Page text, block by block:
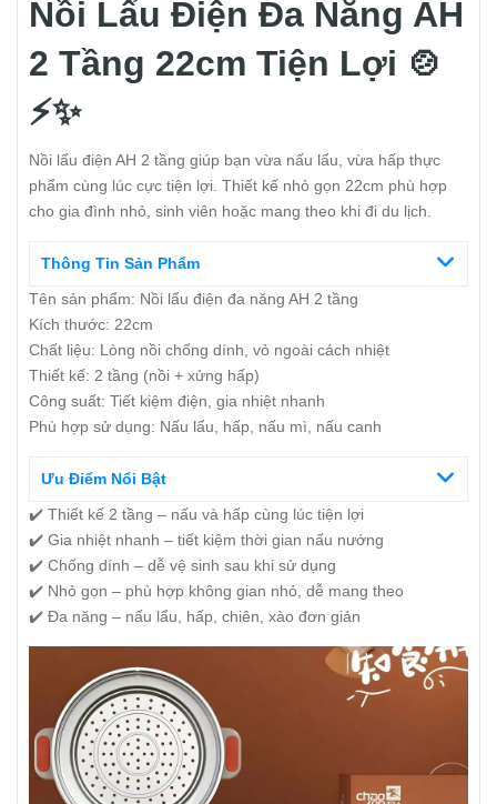
Nồi Lẩu Điện Đa Năng AH
2 Tầng 22cm Tiện Lợi 🍲
⚡✨
Nồi lẩu điện AH 2 tầng giúp bạn vừa nấu lẩu, vừa hấp thực
phẩm cùng lúc cực tiện lợi. Thiết kế nhỏ gọn 22cm phù hợp
cho gia đình nhỏ, sinh viên hoặc mang theo khi đi du lịch.
Thông Tin Sản Phẩm
Tên sản phẩm: Nồi lẩu điện đa năng AH 2 tầng
Kích thước: 22cm
Chất liệu: Lòng nồi chống dính, vỏ ngoài cách nhiệt
Thiết kế: 2 tầng (nồi + xửng hấp)
Công suất: Tiết kiệm điện, gia nhiệt nhanh
Phù hợp sử dụng: Nấu lẩu, hấp, nấu mì, nấu canh
Ưu Điểm Nổi Bật
✔️ Thiết kế 2 tầng – nấu và hấp cùng lúc tiện lợi
✔️ Gia nhiệt nhanh – tiết kiệm thời gian nấu nướng
✔️ Chống dính – dễ vệ sinh sau khi sử dụng
✔️ Nhỏ gọn – phù hợp không gian nhỏ, dễ mang theo
✔️ Đa năng – nấu lẩu, hấp, chiên, xào đơn giản